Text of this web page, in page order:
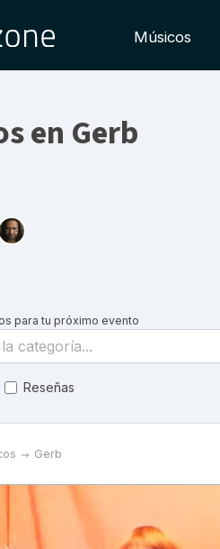
Músicos
en Gerb
para tu próximo evento
categoría...
Reseñas
Gerb